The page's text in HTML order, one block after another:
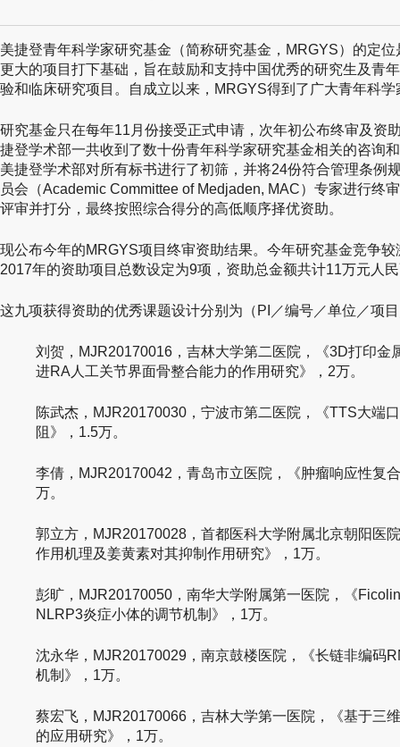
美捷登青年科学家研究基金（简称研究基金，MRGYS）的定位
更大的项目打下基础，旨在鼓励和支持中国优秀的研究生及青
验和临床研究项目。自成立以来，MRGYS得到了广大青年科
研究基金只在每年11月份接受正式申请，次年初公布终审及资
捷登学术部一共收到了数十份青年科学家研究基金相关的咨询
美捷登学术部对所有标书进行了初筛，并将24份符合管理条例
员会（Academic Committee of Medjaden, MAC）专家进行终
评审并打分，最终按照综合得分的高低顺序择优资助。
现公布今年的MRGYS项目终审资助结果。今年研究基金竞争
2017年的资助项目总数设定为9项，资助总金额共计11万元人
这九项获得资助的优秀课题设计分别为（PI／编号／单位／项
刘贺，MJR20170016，吉林大学第二医院，《3D打印金
进RA人工关节界面骨整合能力的作用研究》，2万。
陈武杰，MJR20170030，宁波市第二医院，《TTS大端
阻》，1.5万。
李倩，MJR20170042，青岛市立医院，《肿瘤响应性复
万。
郭立方，MJR20170028，首都医科大学附属北京朝阳医
作用机理及姜黄素对其抑制作用研究》，1万。
彭旷，MJR20170050，南华大学附属第一医院，《
NLRP3炎症小体的调节机制》，1万。
沈永华，MJR20170029，南京鼓楼医院，《长链非编码
机制》，1万。
蔡宏飞，MJR20170066，吉林大学第一医院，《基于三
的应用研究》，1万。